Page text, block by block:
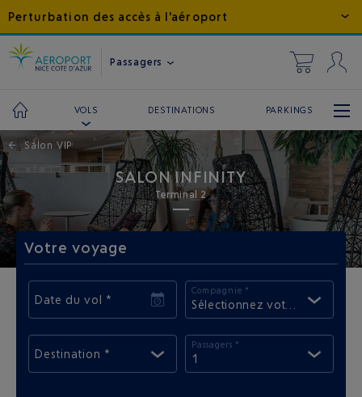
Perturbation des accès à l'aéroport
Passagers
VOLS DESTINATIONS PARKINGS
← Salon VIP
SALON INFINITY
Terminal 2
Votre voyage
Date du vol *
Compagnie *
Sélectionnez votre
Destination *
Passagers *
1